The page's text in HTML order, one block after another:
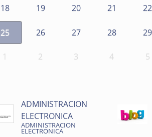
18 19 20 21 22
25 26 27 28 29
1 2 3 4 5
ADMINISTRACION
ELECTRONICA
ADMINISTRACION
ELECTRONICA